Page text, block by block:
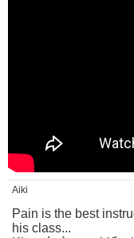
Aiki
Pain is the best
his class...